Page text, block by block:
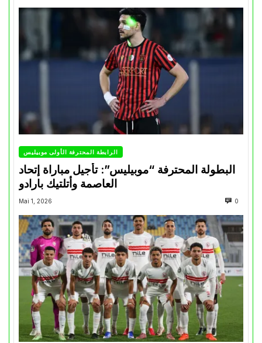
الرابطة المحترفة الأولى موبيليس
البطولة المحترفة “موبيليس”: تأجيل مباراة إتحاد
العاصمة وأتلتيك بارادو
Mai 1, 2026 0